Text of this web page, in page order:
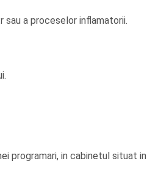
sau a proceselor inflamatorii.
programari, in cabinetul situat in